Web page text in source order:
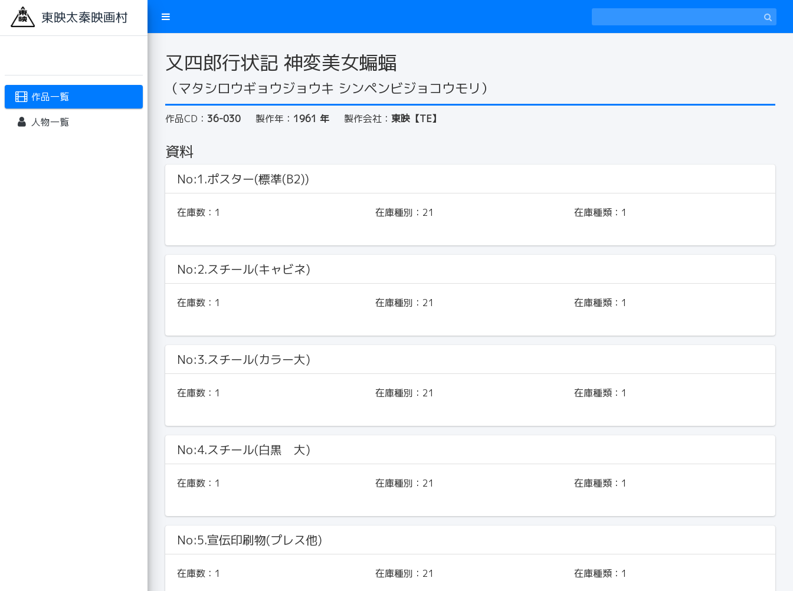
東映太秦映画村
作品一覧
人物一覧
又四郎行状記 神変美女蝙蝠
（マタシロウギョウジョウキ シンペンビジョコウモリ）
作品CD： 36-030 製作年： 1961 年 製作会社： 東映【TE】
資料
No:1.ポスター(標準(B2))
在庫数： 1 在庫種別： 21 在庫種類： 1
No:2.スチール(キャビネ)
在庫数： 1 在庫種別： 21 在庫種類： 1
No:3.スチール(カラー大)
在庫数： 1 在庫種別： 21 在庫種類： 1
No:4.スチール(白黒 大)
在庫数： 1 在庫種別： 21 在庫種類： 1
No:5.宣伝印刷物(プレス他)
在庫数： 1 在庫種別： 21 在庫種類： 1